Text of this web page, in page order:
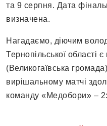
та 9 серпня. Дата
визначена.
Нагадаємо, діючим
Тернопільської області
(Великогаївська
вирішальному матчі
команду «Медобори» –